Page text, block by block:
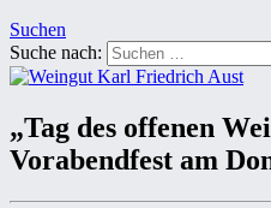
Suchen
Suche nach:
„Tag des offenen
Vorabendfest am